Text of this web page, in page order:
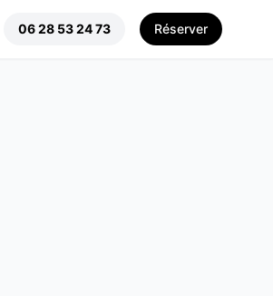
06 28 53 24 73 Réserver